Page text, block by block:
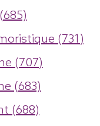
(731)
(707)
(683)
(688)